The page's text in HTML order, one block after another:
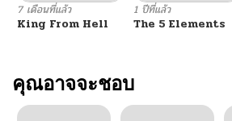
ตอนที่ 301
ตอนที่ 300
7 เดือนที่แล้ว
King From Hell
1 ปีที่แล้ว
The 5 Elements
คุณอาจจะชอบ